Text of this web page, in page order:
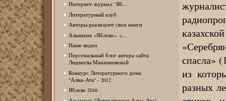
Интернет-журнал “Яб...
Литературный клуб
Авторы реализуют свои книги
Альманах «Яблоко». «...
Наше видео
Персональный блог автора сайта
Людмилы Мананниковой
Конкурс Литературного дома
"Алма-Ата" - 2012
Яблоко 2016
спасла»
из
разных